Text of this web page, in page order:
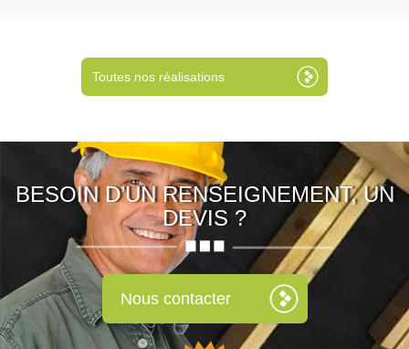
Toutes nos réalisations
BESOIN D’UN RENSEIGNEMENT, UN
DEVIS ?
Nous contacter